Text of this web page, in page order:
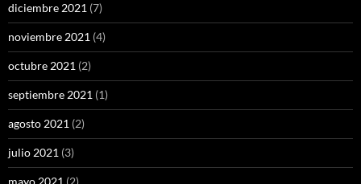
diciembre 2021 (7)
noviembre 2021 (4)
octubre 2021 (2)
septiembre 2021 (1)
agosto 2021 (2)
julio 2021 (3)
mayo 2021 (2)